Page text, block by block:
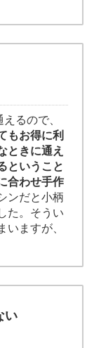
るので、
もお得に利
ときに通え
ということ
合わせ手作
ンだと小柄
た。そうい
ますが、
い